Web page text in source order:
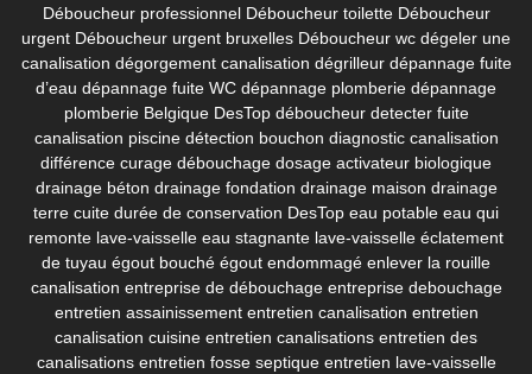
Déboucheur professionnel Déboucheur toilette Déboucheur
urgent Déboucheur urgent bruxelles Déboucheur wc dégeler une
canalisation dégorgement canalisation dégrilleur dépannage fuite
d’eau dépannage fuite WC dépannage plomberie dépannage
plomberie Belgique DesTop déboucheur detecter fuite
canalisation piscine détection bouchon diagnostic canalisation
différence curage débouchage dosage activateur biologique
drainage béton drainage fondation drainage maison drainage
terre cuite durée de conservation DesTop eau potable eau qui
remonte lave-vaisselle eau stagnante lave-vaisselle éclatement
de tuyau égout bouché égout endommagé enlever la rouille
canalisation entreprise de débouchage entreprise debouchage
entretien assainissement entretien canalisation entretien
canalisation cuisine entretien canalisations entretien des
canalisations entretien fosse septique entretien lave-vaisselle